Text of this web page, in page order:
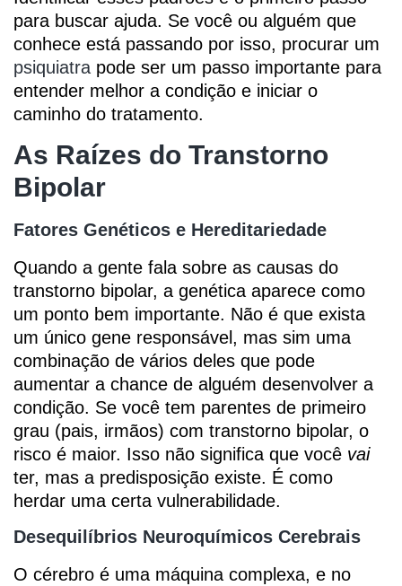
para buscar ajuda. Se você ou alguém que
conhece está passando por isso, procurar um
psiquiatra pode ser um passo importante para
entender melhor a condição e iniciar o
caminho do tratamento.
As Raízes do Transtorno
Bipolar
Fatores Genéticos e Hereditariedade
Quando a gente fala sobre as causas do
transtorno bipolar, a genética aparece como
um ponto bem importante. Não é que exista
um único gene responsável, mas sim uma
combinação de vários deles que pode
aumentar a chance de alguém desenvolver a
condição. Se você tem parentes de primeiro
grau (pais, irmãos) com transtorno bipolar, o
risco é maior. Isso não significa que você vai
ter, mas a predisposição existe. É como
herdar uma certa vulnerabilidade.
Desequilíbrios Neuroquímicos Cerebrais
O cérebro é uma máquina complexa, e no